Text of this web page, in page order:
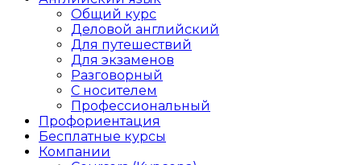
Общий курс
Деловой английский
Для путешествий
Для экзаменов
Разговорный
С носителем
Профессиональный
Профориентация
Бесплатные курсы
Компании